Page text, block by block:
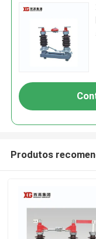
Produtos